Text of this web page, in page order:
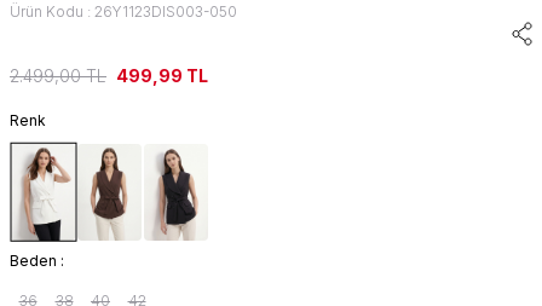
Ürün Kodu : 26Y1123DIS003-050
2.499,00TL 499,99 TL
Renk
Beden :
36 38 40 42